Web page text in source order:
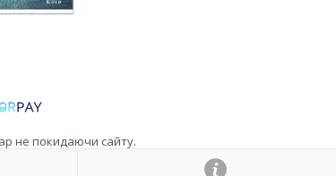
не покидаючи сайту.